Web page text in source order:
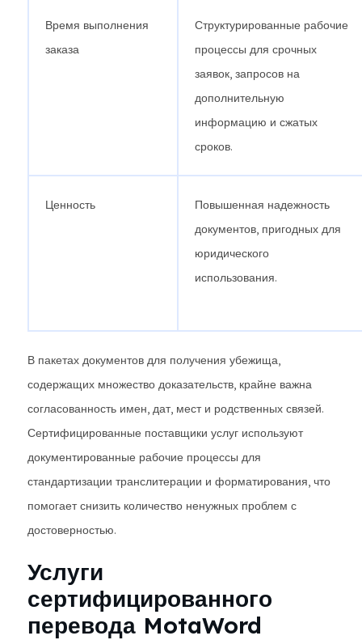
Время выполнения
заказа
Структурированные рабочие
процессы для срочных
заявок, запросов на
дополнительную
информацию и сжатых
сроков.
Ценность
Повышенная надежность
документов, пригодных для
юридического
использования.
В пакетах документов для получения убежища,
содержащих множество доказательств, крайне важна
согласованность имен, дат, мест и родственных связей.
Сертифицированные поставщики услуг используют
документированные рабочие процессы для
стандартизации транслитерации и форматирования, что
помогает снизить количество ненужных проблем с
достоверностью.
Услуги
сертифицированного
перевода MotaWord